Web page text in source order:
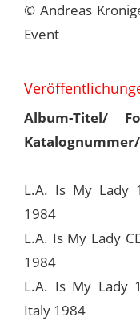
© Andreas
Event
Album-Titel/
L.A. Is My Lady
1984
L.A. Is My Lady
1984
L.A. Is My Lady
Italy 1984